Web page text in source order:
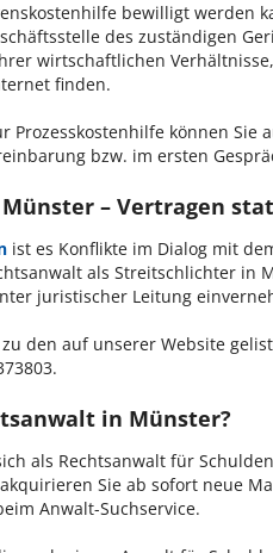
bewilligt werden
des zuständigen
wirtschaftlichen
finden.
Prozesskostenhilfe können
bzw. im ersten
– Vertragen
ist es Konflikte im Dialog mit
als Streitschlichter in
juristischer Leitung
den auf unserer Website
in Münster?
als Rechtsanwalt für
Sie ab sofort neue
Anwalt-Suchservice.